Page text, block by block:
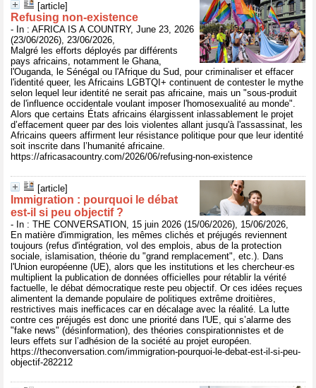
[article]
Refusing non-existence
- In : AFRICA IS A COUNTRY, June 23, 2026
(23/06/2026), 23/06/2026,
Malgré les efforts déployés par différents
pays africains, notamment le Ghana,
l'Ouganda, le Sénégal ou l'Afrique du Sud, pour criminaliser et effacer
l'identité queer, les Africains LGBTQI+ continuent de contester le mythe
selon lequel leur identité ne serait pas africaine, mais un "sous-produit
de l'influence occidentale voulant imposer l'homosexualité au monde".
Alors que certains États africains élargissent inlassablement le projet
d’effacement queer par des lois violentes allant jusqu'à l'assassinat, les
Africains queers affirment leur résistance politique pour que leur identité
soit inscrite dans l’humanité africaine.
https://africasacountry.com/2026/06/refusing-non-existence
[article]
Immigration : pourquoi le débat
est‑il si peu objectif ?
- In : THE CONVERSATION, 15 juin 2026 (15/06/2026), 15/06/2026,
En matière d'immigration, les mêmes clichés et préjugés reviennent
toujours (refus d'intégration, vol des emplois, abus de la protection
sociale, islamisation, théorie du "grand remplacement", etc.). Dans
l'Union européenne (UE), alors que les institutions et les chercheur·es
multiplient la publication de données officielles pour rétablir la vérité
factuelle, le débat démocratique reste peu objectif. Or ces idées reçues
alimentent la demande populaire de politiques extrême droitières,
restrictives mais inefficaces car en décalage avec la réalité. La lutte
contre ces préjugés est donc une priorité dans l'UE, qui s’alarme des
"fake news" (désinformation), des théories conspirationnistes et de
leurs effets sur l’adhésion de la société au projet européen.
https://theconversation.com/immigration-pourquoi-le-debat-est-il-si-peu-
objectif-282212